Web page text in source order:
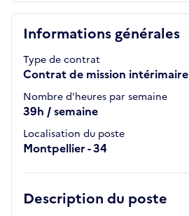
Informations générales
Type de contrat
Contrat de mission intérimaire
Nombre d'heures par semaine
39h / semaine
Localisation du poste
Montpellier - 34
Description du poste